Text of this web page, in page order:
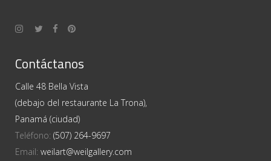
Contáctanos
Calle 48 Bella Vista
(debajo del restaurante La Trona),
Panamá (ciudad)
Teléfono: (507) 264-9697
Email: weilart@weilgallery.com